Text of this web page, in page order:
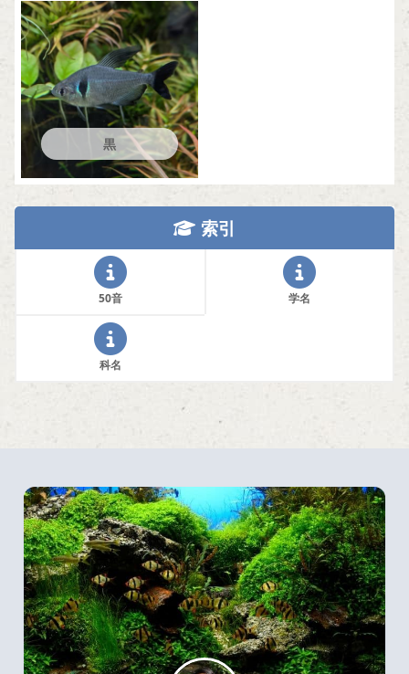
黒
索引
50音 学名
科名